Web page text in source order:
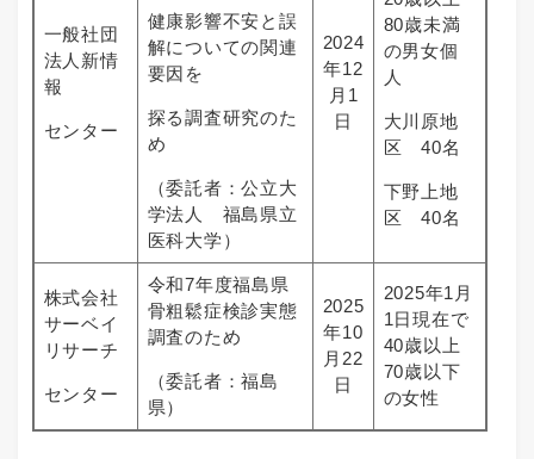
一般社団
法人新情
報
センター
健康影響不安と誤
解についての関連
要因を
探る調査研究のた
め
（委託者：公立大
学法人 福島県立
医科大学）
2024
年12
月1
日
80歳未満
の男女個
人
大川原地
区 40名
下野上地
区 40名
株式会社
サーベイ
リサーチ
センター
令和7年度福島県
骨粗鬆症検診実態
調査のため
（委託者：福島
県）
2025
年10
月22
日
2025年1月
1日現在で
40歳以上
70歳以下
の女性